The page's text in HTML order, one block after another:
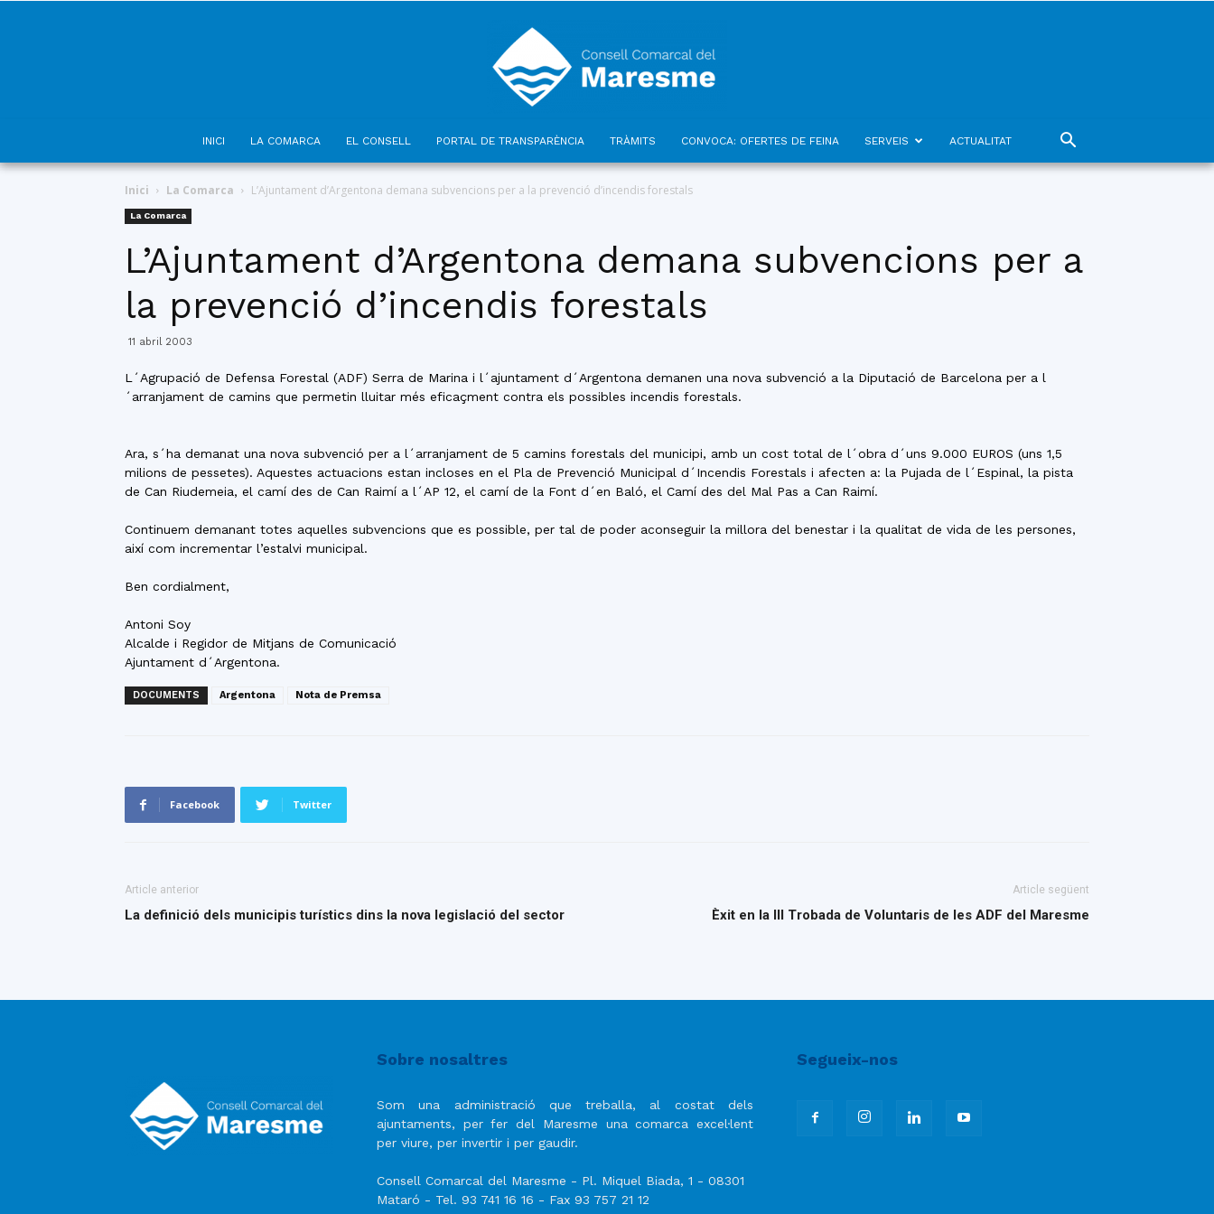
Comarcal
Maresme
INICI LA COMARCA EL CONSELL PORTAL DE TRANSPARÈNCIA TRÀMITS CONVOCA: OFERTES DE FEINA SERVEIS ACTUALITAT
Inici La Comarca L’Ajuntament d’Argentona demana subvencions per a la prevenció d’incendis forestals
La Comarca
L’Ajuntament d’Argentona demana subvencions per a
la prevenció d’incendis forestals
11 abril 2003
L´Agrupació de Defensa Forestal (ADF) Serra de Marina i l´ajuntament d´Argentona demanen una nova subvenció a la Diputació de Barcelona per a l
´arranjament de camins que permetin lluitar més eficaçment contra els possibles incendis forestals.
Ara, s´ha demanat una nova subvenció per a l´arranjament de 5 camins forestals del municipi, amb un cost total de l´obra d´uns 9.000 EUROS (uns 1,5
milions de pessetes). Aquestes actuacions estan incloses en el Pla de Prevenció Municipal d´Incendis Forestals i afecten a: la Pujada de l´Espinal, la pista
de Can Riudemeia, el camí des de Can Raimí a l´AP 12, el camí de la Font d´en Baló, el Camí des del Mal Pas a Can Raimí.
Continuem demanant totes aquelles subvencions que es possible, per tal de poder aconseguir la millora del benestar i la qualitat de vida de les persones,
així com incrementar l’estalvi municipal.
Ben cordialment,
Antoni Soy
Alcalde i Regidor de Mitjans de Comunicació
Ajuntament d´Argentona.
DOCUMENTS Argentona Nota de Premsa
Facebook Twitter
Article anterior
La definició dels municipis turístics dins la nova legislació del sector
Article següent
Èxit en la III Trobada de Voluntaris de les ADF del Maresme
Sobre nosaltres
Som una administració que treballa, al costat dels
ajuntaments, per fer del Maresme una comarca excel·lent
per viure, per invertir i per gaudir.
Consell Comarcal del Maresme - Pl. Miquel Biada, 1 - 08301
Mataró - Tel. 93 741 16 16 - Fax 93 757 21 12
Segueix-nos